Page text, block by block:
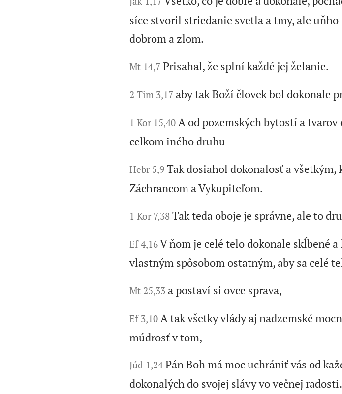
síce stvoril striedanie svetla a tmy, ale
dobrom a zlom.
Mt 14,7 Prisahal, že splní každé jej želanie.
2 Tim 3,17 aby tak Boží človek bol dokonale
1 Kor 15,40 A od pozemských bytostí a
celkom iného druhu –
Hebr 5,9 Tak dosiahol dokonalosť a
Záchrancom a Vykupiteľom.
1 Kor 7,38 Tak teda oboje je správne, ale to
Ef 4,16V ňom je celé telo dokonale skĺbené
vlastným spôsobom ostatným, aby sa celé
Mt 25,33 a postaví si ovce sprava,
Ef 3,10 A tak všetky vlády aj nadzemské
múdrosť v tom,
Júd 1,24 Pán Boh má moc uchrániť vás od
dokonalých do svojej slávy vo večnej radosti.